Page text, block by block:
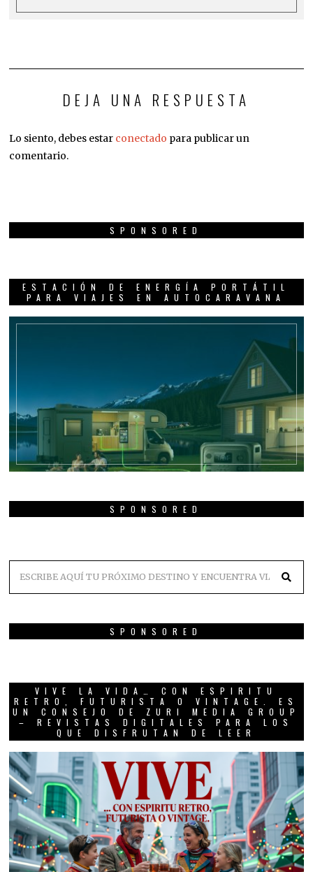
DEJA UNA RESPUESTA
Lo siento, debes estar conectado para publicar un
comentario.
SPONSORED
ESTACIÓN DE ENERGÍA PORTÁTIL
PARA VIAJES EN AUTOCARAVANA
SPONSORED
SPONSORED
VIVE LA VIDA… CON ESPIRITU
RETRO, FUTURISTA O VINTAGE. ES
UN CONSEJO DE ZURI MEDIA GROUP
– REVISTAS DIGITALES PARA LOS
QUE DISFRUTAN DE LEER